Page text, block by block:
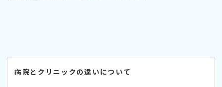
病院とクリニックの違いについて